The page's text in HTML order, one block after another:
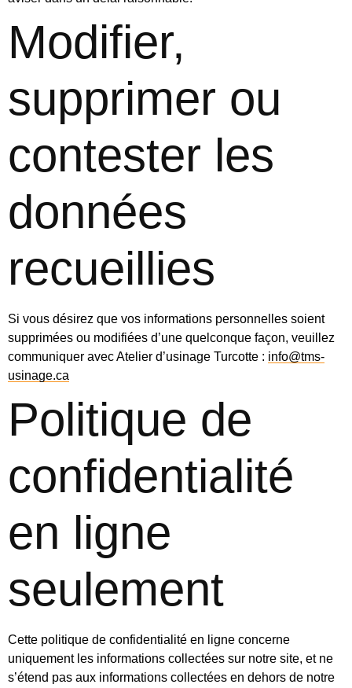
Modifier,
supprimer ou
contester les
données
recueillies
Si vous désirez que vos informations personnelles soient
supprimées ou modifiées d’une quelconque façon, veuillez
communiquer avec Atelier d’usinage Turcotte : info@tms-
usinage.ca
Politique de
confidentialité
en ligne
seulement
Cette politique de confidentialité en ligne concerne
uniquement les informations collectées sur notre site, et ne
s’étend pas aux informations collectées en dehors de notre